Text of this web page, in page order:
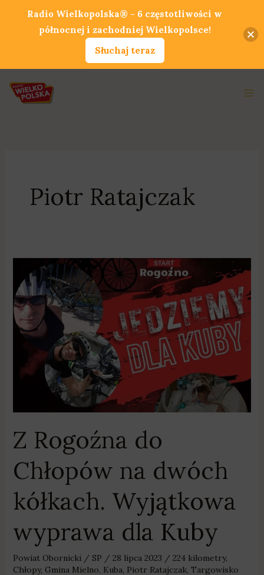
Piotr Ratajczak
Z Rogoźna do
Chłopów na dwóch
kółkach. Wyjątkowa
wyprawa dla Kuby
Powiat Obornicki/ SP / 28 lipca 2023 / 224 kilometry,
Chłopy, Gmina Mielno, Kuba, Piotr Ratajczak, Targowisko
Rogoźna
do
Chłopów
na
Wyjątkowa
Radio Wielkopolska® - 6 częstotliwości w
północnej i zachodniej Wielkopolsce!
Słuchaj teraz